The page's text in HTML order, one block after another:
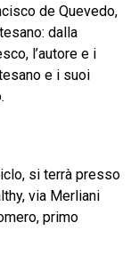
de Quevedo,
dalla
l’autore e i
e i suoi
si terrà presso
via Merliani
primo